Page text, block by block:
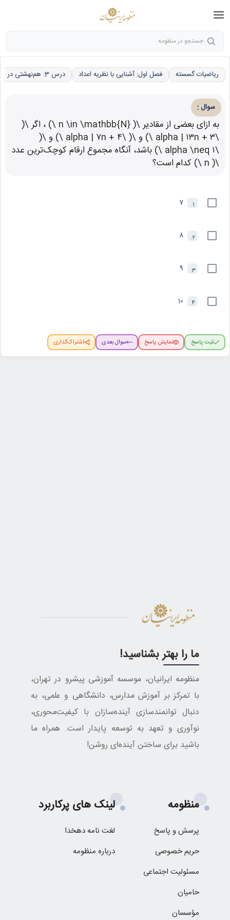
جستجو در منظومه
ریاضیات گسسته فصل اول: آشنایی با نظریه اعداد درس 3: هم‌نهشتی در اعداد صحیح، کاربردها
سوال :
به ازای بعضی از مقادیر \( n \in \mathbb{N} \) ، اگر \(
\alpha | ۱۳n + ۳ \) و \( \alpha | ۷n + ۴ \) و \(
\alpha \neq ۱ \) باشد، آنگاه مجموع ارقام کوچک‌ترین عدد
\( n \) کدام است؟
1.
7
2.
8
3.
9
4.
10
ثبت پاسخ نمایش پاسخ سوال بعدی اشتراک‌گذاری
ما را بهتر بشناسید!
منظومه ایرانیان، موسسه آموزشی پیشرو در تهران،
با تمرکز بر آموزش مدارس، دانشگاهی و علمی، به
دنبال توانمندسازی آینده‌سازان با کیفیت‌محوری،
نوآوری و تعهد به توسعه پایدار است. همراه ما
باشید برای ساختن آینده‌ای روشن!
منظومه
پرسش و پاسخ
حریم خصوصی
مسئولیت اجتماعی
حامیان
مؤسسان
لینک های پرکاربرد
لغت نامه دهخدا
درباره منظومه